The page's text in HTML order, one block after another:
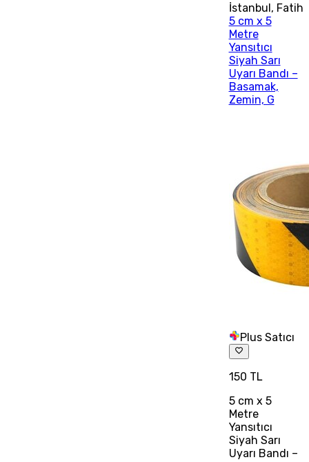
İstanbul, Fatih
5 cm x 5
Metre
Yansıtıcı
Siyah Sarı
Uyarı Bandı –
Basamak,
Zemin, G
Plus Satıcı
150 TL
5 cm x 5
Metre
Yansıtıcı
Siyah Sarı
Uyarı Bandı –